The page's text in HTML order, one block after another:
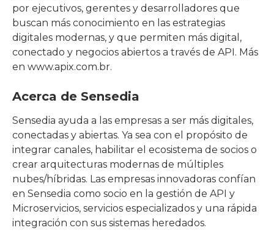
por ejecutivos, gerentes y desarrolladores que
buscan más conocimiento en las estrategias
digitales modernas, y que permiten más digital,
conectado y negocios abiertos a través de API. Más
en www.apix.com.br.
Acerca de Sensedia
Sensedia ayuda a las empresas a ser más digitales,
conectadas y abiertas. Ya sea con el propósito de
integrar canales, habilitar el ecosistema de socios o
crear arquitecturas modernas de múltiples
nubes/híbridas. Las empresas innovadoras confían
en Sensedia como socio en la gestión de API y
Microservicios, servicios especializados y una rápida
integración con sus sistemas heredados.